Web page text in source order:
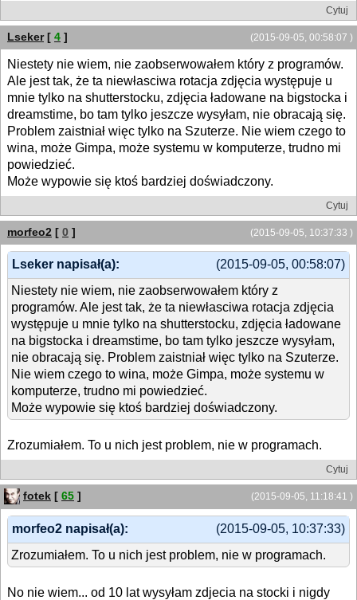
Cytuj
(2015-09-05, 00:58:07 )
Lseker[ 4 ]
Niestety nie wiem, nie zaobserwowałem który z programów.
Ale jest tak, że ta niewłasciwa rotacja zdjęcia występuje u
mnie tylko na shutterstocku, zdjęcia ładowane na bigstocka i
dreamstime, bo tam tylko jeszcze wysyłam, nie obracają się.
Problem zaistniał więc tylko na Szuterze. Nie wiem czego to
wina, może Gimpa, może systemu w komputerze, trudno mi
powiedzieć.
Może wypowie się ktoś bardziej doświadczony.
Cytuj
(2015-09-05, 10:37:33 )
morfeo2 [ 0 ]
(2015-09-05, 00:58:07)
Lseker napisał(a):
Niestety nie wiem, nie zaobserwowałem który z
programów. Ale jest tak, że ta niewłasciwa rotacja zdjęcia
występuje u mnie tylko na shutterstocku, zdjęcia ładowane
na bigstocka i dreamstime, bo tam tylko jeszcze wysyłam,
nie obracają się. Problem zaistniał więc tylko na Szuterze.
Nie wiem czego to wina, może Gimpa, może systemu w
komputerze, trudno mi powiedzieć.
Może wypowie się ktoś bardziej doświadczony.
Zrozumiałem. To u nich jest problem, nie w programach.
Cytuj
(2015-09-05, 11:18:41 )
fotek [ 65 ]
(2015-09-05, 10:37:33)
morfeo2 napisał(a):
Zrozumiałem. To u nich jest problem, nie w programach.
No nie wiem... od 10 lat wysyłam zdjecia na stocki i nigdy